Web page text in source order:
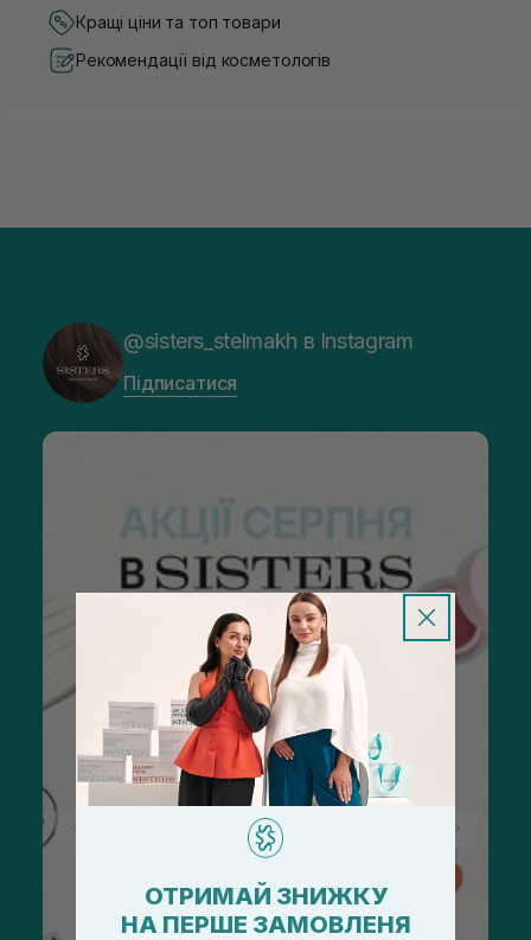
Кращі ціни та топ товари
Рекомендації від косметологів
@sisters_stelmakh в Instagram
Підписатися
ОТРИМАЙ ЗНИЖКУ
НА ПЕРШЕ ЗАМОВЛЕНЯ